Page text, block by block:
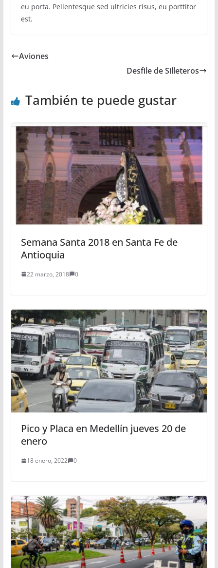
eu porta. Pellentesque sed ultricies risus, eu porttitor
est.
Aviones
Desfile de Silleteros
También te puede gustar
Semana Santa 2018 en Santa Fe de
Antioquia
22 marzo, 2018 0
Pico y Placa en Medellín jueves 20 de
enero
18 enero, 2022 0